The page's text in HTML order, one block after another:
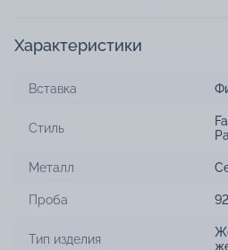
Характеристики
Вставка
Стиль
Металл
Проба
Тип изделия